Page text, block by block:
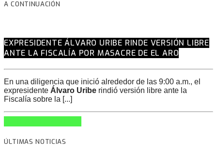
A CONTINUACIÓN
EXPRESIDENTE ÁLVARO URIBE RINDE VERSIÓN LIBRE
ANTE LA FISCALÍA POR MASACRE DE EL ARO
En una diligencia que inició alrededor de las 9:00 a.m., el
expresidente Álvaro Uribe rindió versión libre ante la
Fiscalía sobre la [...]
ÚLTIMAS NOTICIAS